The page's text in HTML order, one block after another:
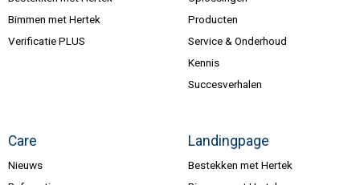
Bimmen met Hertek
Verificatie PLUS
Producten
Service & Onderhoud
Kennis
Succesverhalen
Care
Nieuws
Landingpage
Bestekken met Hertek